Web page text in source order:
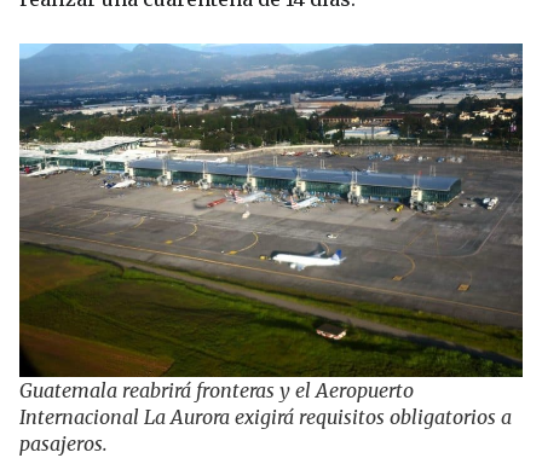
Guatemala reabrirá fronteras y el Aeropuerto
Internacional La Aurora exigirá requisitos obligatorios a
pasajeros.